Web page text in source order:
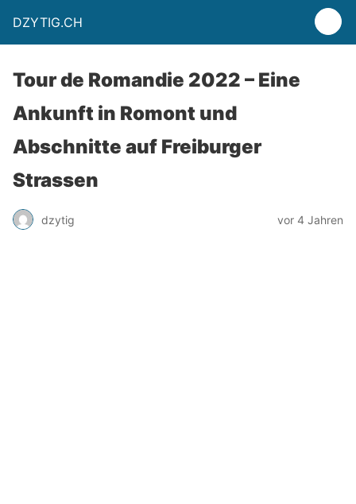
DZYTIG.CH
Tour de Romandie 2022 – Eine
Ankunft in Romont und
Abschnitte auf Freiburger
Strassen
dzytig vor 4 Jahren